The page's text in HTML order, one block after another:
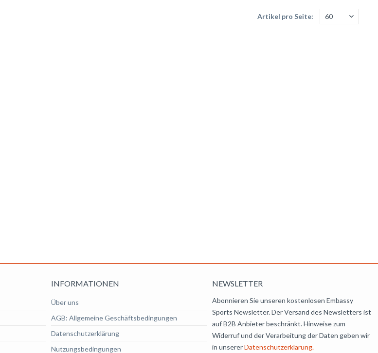
Artikel pro Seite:
INFORMATIONEN
Über uns
AGB: Allgemeine Geschäftsbedingungen
Datenschutzerklärung
Nutzungsbedingungen
NEWSLETTER
Abonnieren Sie unseren kostenlosen Embassy
Sports Newsletter. Der Versand des Newsletters ist
auf B2B Anbieter beschränkt. Hinweise zum
Widerruf und der Verarbeitung der Daten geben wir
in unsererDatenschutzerklärung.